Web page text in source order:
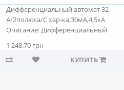
Дифференциальный автомат 32
А/2полюса/С хар-ка,30мА,4,5кА
Описание: Дифференциальный
1 248.70 грн
КУПИТЬ